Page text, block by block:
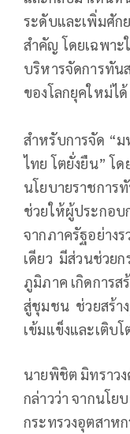
ระดับและเพิ่มศัก
สำคัญ โดยเฉพาะ
บริหารจัดการทัน
ของโลกยุคใหม่ได้
สำหรับการจัด “ม
ไทย โตยั่งยืน” โด
นโยบายราชการ
ช่วยให้ผู้ประกอบ
จากภาครัฐอย่าง
เดียว มีส่วนช่วยก
ภูมิภาค เกิดการส
สู่ชุมชน ช่วยสร้า
เข้มแข็งและเติบ
นายพิชิต มิทราวง
กล่าวว่า จากนโย
กระทรวงอุตสาห